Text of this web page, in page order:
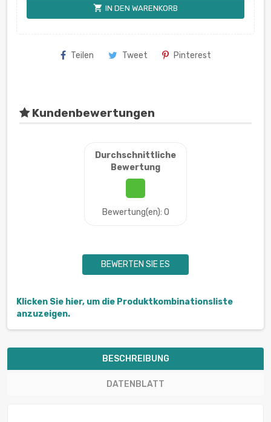
shopping_cart IN DEN WARENKORB
Teilen Tweet Pinterest
Kundenbewertungen
Durchschnittliche
Bewertung
Bewertung(en): 0
BEWERTEN SIE ES
Klicken Sie hier, um die Produktkombinationsliste
anzuzeigen.
BESCHREIBUNG
DATENBLATT